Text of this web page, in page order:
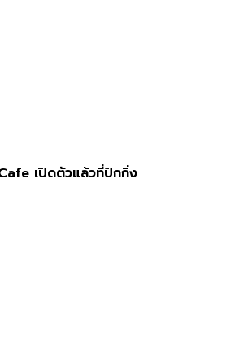
เปิดตัวแล้วที่ปักกิ่ง